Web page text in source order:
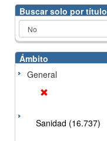
Buscar solo por título
Ámbito
General
Sanidad (16.737)